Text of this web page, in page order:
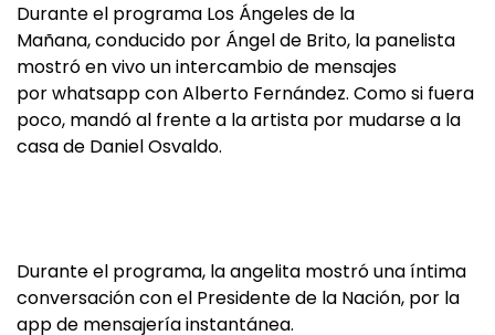
Durante el programa Los Ángeles de la
Mañana, conducido por Ángel de Brito, la panelista
mostró en vivo un intercambio de mensajes
por whatsapp con Alberto Fernández. Como si fuera
poco, mandó al frente a la artista por mudarse a la
casa de Daniel Osvaldo.
Durante el programa, la angelita mostró una íntima
conversación con el Presidente de la Nación, por la
app de mensajería instantánea.